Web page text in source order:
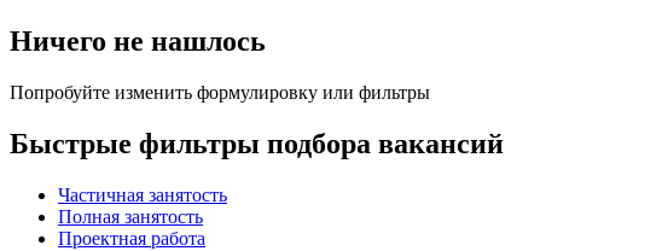
Ничего не нашлось
Попробуйте изменить формулировку или фильтры
Быстрые фильтры подбора вакансий
Частичная занятость
Полная занятость
Проектная работа